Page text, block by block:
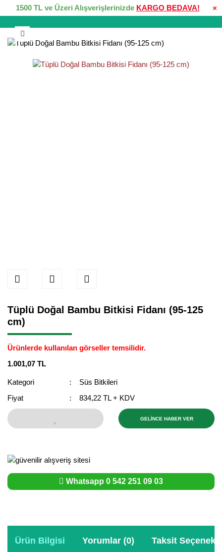
×
1500 TL ve Üzeri Alışverişlerinizde KARGO BEDAVA!
Tüplü Doğal Bambu Bitkisi Fidanı (95-125
cm)
Ürünlerde kullanılan görseller temsilidir.
1.001,07 TL
Kategori
Süs Bitkileri
Fiyat
834,22 TL + KDV
GELİNCE HABER VER
Whatsapp 0 542 251 09 03
Ürün Bilgisi Yorumlar (0) Taksit